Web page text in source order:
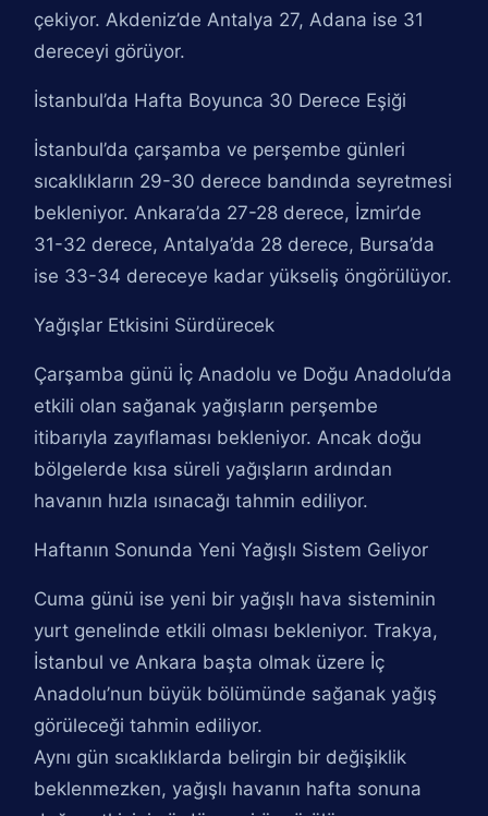
çekiyor. Akdeniz’de Antalya 27, Adana ise 31
dereceyi görüyor.
İstanbul’da Hafta Boyunca 30 Derece Eşiği
İstanbul’da çarşamba ve perşembe günleri
sıcaklıkların 29-30 derece bandında seyretmesi
bekleniyor. Ankara’da 27-28 derece, İzmir’de
31-32 derece, Antalya’da 28 derece, Bursa’da
ise 33-34 dereceye kadar yükseliş öngörülüyor.
Yağışlar Etkisini Sürdürecek
Çarşamba günü İç Anadolu ve Doğu Anadolu’da
etkili olan sağanak yağışların perşembe
itibarıyla zayıflaması bekleniyor. Ancak doğu
bölgelerde kısa süreli yağışların ardından
havanın hızla ısınacağı tahmin ediliyor.
Haftanın Sonunda Yeni Yağışlı Sistem Geliyor
Cuma günü ise yeni bir yağışlı hava sisteminin
yurt genelinde etkili olması bekleniyor. Trakya,
İstanbul ve Ankara başta olmak üzere İç
Anadolu’nun büyük bölümünde sağanak yağış
görüleceği tahmin ediliyor.
Aynı gün sıcaklıklarda belirgin bir değişiklik
beklenmezken, yağışlı havanın hafta sonuna